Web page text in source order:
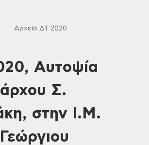
Αρχείο ΔΤ 2020
Αυτοψία
Σ.
στην Ι.Μ.